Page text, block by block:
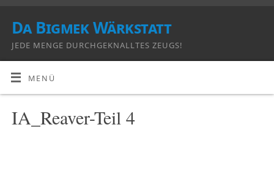
Da Bigmek Wärkstatt
JEDE MENGE DURCHGEKNALLTES ZEUGS!
MENÜ
IA_Reaver-Teil 4